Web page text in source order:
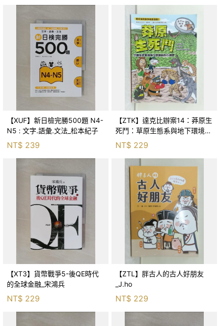
【XUF】新日檢完勝500題 N4-
N5 : 文字.語彙.文法_松本紀子
NT$ 239
【ZTK】達克比辦案14：莽原生
死鬥：草原生態系與地下環境的
生存適應_柯智元
NT$ 229
【XT3】貨幣戰爭5-後QE時代
的全球金融_宋鴻兵
NT$ 229
【ZTL】胖古人的古人好朋友
_J.ho
NT$ 229